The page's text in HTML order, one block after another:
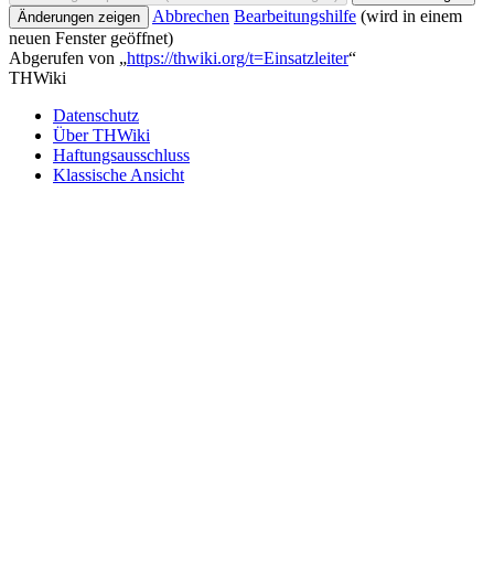
Abbrechen Bearbeitungshilfe (wird in einem
neuen Fenster geöffnet)
Abgerufen von „https://thwiki.org/t=Einsatzleiter“
THWiki
Datenschutz
Über THWiki
Haftungsausschluss
Klassische Ansicht